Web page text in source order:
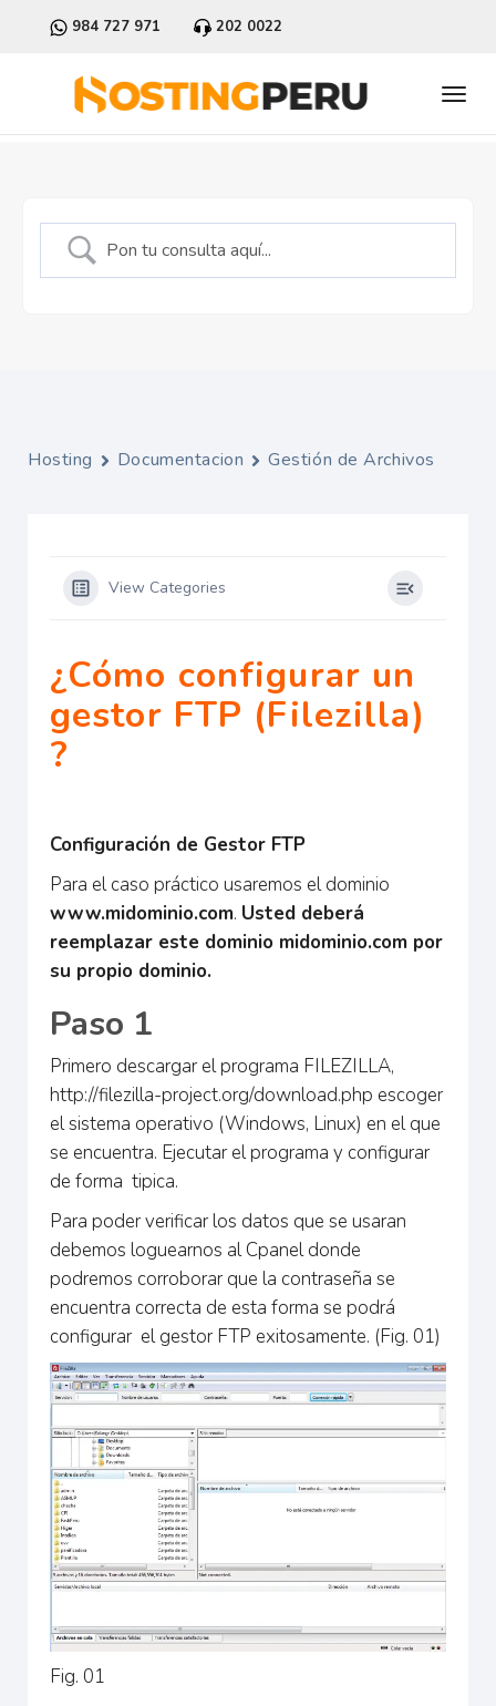
984 727 971 202 0022
Hosting Documentacion Gestión de Archivos
View Categories
¿Cómo configurar un
gestor FTP (Filezilla)
?
Configuración de Gestor FTP
Para el caso práctico usaremos el dominio
www.midominio.com. Usted deberá
reemplazar este dominio midominio.com por
su propio dominio.
Paso 1
Primero descargar el programa FILEZILLA,
http://filezilla-project.org/download.php escoger
el sistema operativo (Windows, Linux) en el que
se encuentra. Ejecutar el programa y configurar
de forma tipica.
Para poder verificar los datos que se usaran
debemos loguearnos al Cpanel donde
podremos corroborar que la contraseña se
encuentra correcta de esta forma se podrá
configurar el gestor FTP exitosamente. (Fig. 01)
Fig. 01